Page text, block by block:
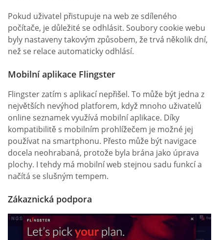
Pokud uživatel přistupuje na web ze sdíleného
počítače, je důležité se odhlásit. Soubory cookie webu
byly nastaveny takovým způsobem, že trvá několik dní,
než se relace automaticky odhlásí.
Mobilní aplikace Flingster
Flingster zatím s aplikací nepřišel. To může být jedna z
největších nevýhod platforem, když mnoho uživatelů
online seznamek využívá mobilní aplikace. Díky
kompatibilitě s mobilním prohlížečem je možné jej
používat na smartphonu. Přesto může být navigace
docela neohrabaná, protože byla brána jako úprava
plochy. I tehdy má mobilní web stejnou sadu funkcí a
načítá se slušným tempem.
Zákaznická podpora